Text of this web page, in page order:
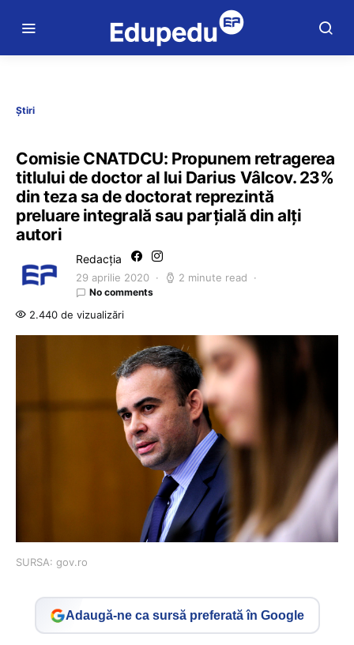
Știri
Comisie CNATDCU: Propunem retragerea
titlului de doctor al lui Darius Vâlcov. 23%
din teza sa de doctorat reprezintă
preluare integrală sau parţială din alţi
autori
Redacția
29 aprilie 2020 2 minute read
No comments
2.440 de vizualizări
SURSA: gov.ro
Adaugă-ne ca sursă preferată în Google